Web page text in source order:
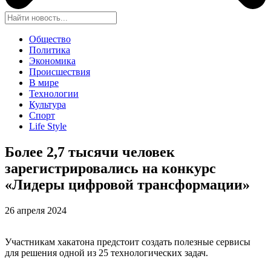
Общество
Политика
Экономика
Происшествия
В мире
Технологии
Культура
Спорт
Life Style
Более 2,7 тысячи человек
зарегистрировались на конкурс
«Лидеры цифровой трансформации»
26 апреля 2024
Участникам хакатона предстоит создать полезные сервисы
для решения одной из 25 технологических задач.